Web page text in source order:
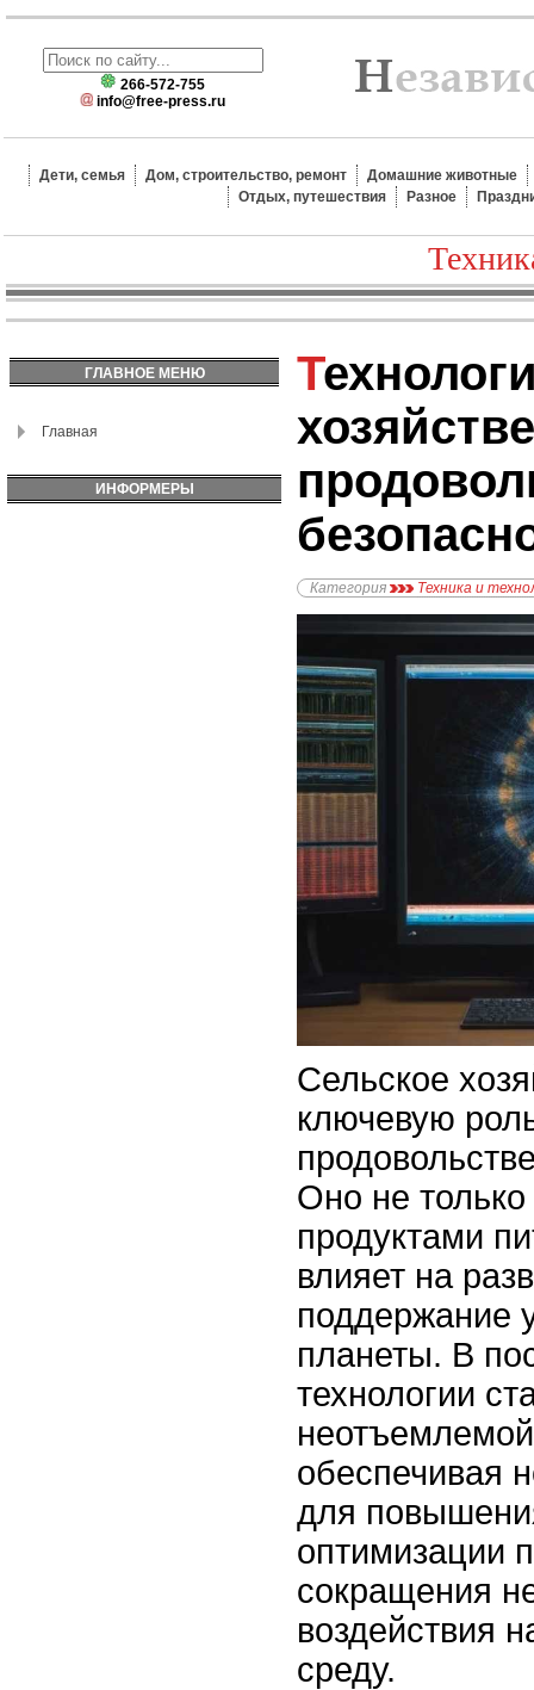
266-572-755
info@free-press.ru
Дети, семья Дом, строительство, ремонт
Домашние животные
Отдых, путешествия
Разное
ГЛАВНОЕ МЕНЮ
Главная
ИНФОРМЕРЫ
Технологии в сельском
Категория Техника и
Сельское
ключевую
Оно не
продуктами
влияет на
поддержание
планеты. В
технологии
обеспечивая
для
оптимизации
сокращения
воздействия
среду.